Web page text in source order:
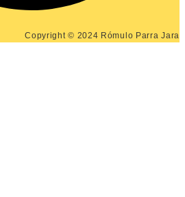
Copyright © 2024 Rómulo Parra Jara